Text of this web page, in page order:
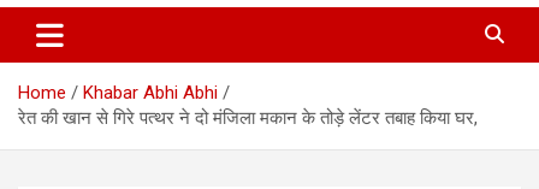
Home
Khabar Abhi Abhi
रेत की खान से गिरे पत्थर ने दो मंजिला मकान के तोड़े लेंटर तबाह किया घर,